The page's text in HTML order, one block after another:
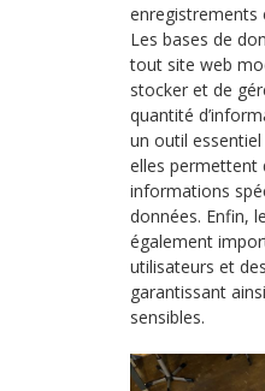
enregistrements
Les bases de
tout site web
stocker et de
quantité
un outil
elles permettent
informations
données. Enfin,
également
utilisateurs et
garantissant
sensibles.